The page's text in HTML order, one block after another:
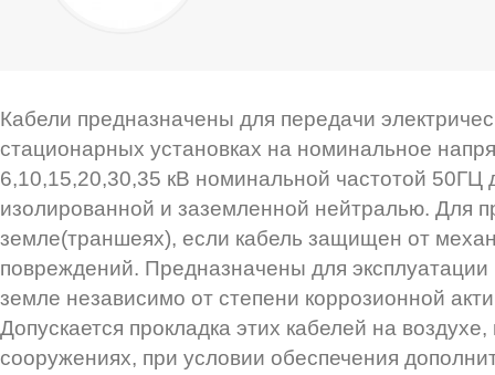
Кабели предназначены для передачи
стационарных установках на номинальное
6,10,15,20,30,35 кВ номинальной частотой 50ГЦ
изолированной и заземленной нейтралью. Для
земле(траншеях), если кабель защищен от
повреждений. Предназначены для эксплуатации
земле независимо от степени коррозионной
Допускается прокладка этих кабелей на воздухе,
сооружениях, при условии обеспечения